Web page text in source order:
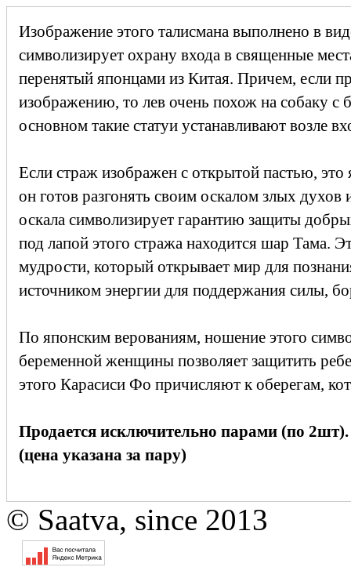
Изображение этого талисмана выполнено в
символизирует охрану входа в священные
перенятый японцами из Китая. Причем, если
изображению, то лев очень похож на собаку с
основном такие статуи устанавливают возле
Если страж изображен с открытой пастью, это
он готов разгонять своим оскалом злых духов
оскала символизирует гарантию защиты
под лапой этого стража находится шар Тама.
мудрости, который открывает мир для
источником энергии для поддержания силы,
По японским верованиям, ношение этого
беременной женщины позволяет защитить
этого Карасиси Фо причисляют к оберегам,
Продается исключительно парами (по
(цена указана за пару)
© Saatva, since 2013